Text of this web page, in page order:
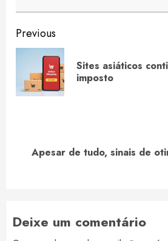
Continue
Reading
Previous
Sites asiáticos
imposto
NextApesar de tudo, sinais de
Deixe um comentário